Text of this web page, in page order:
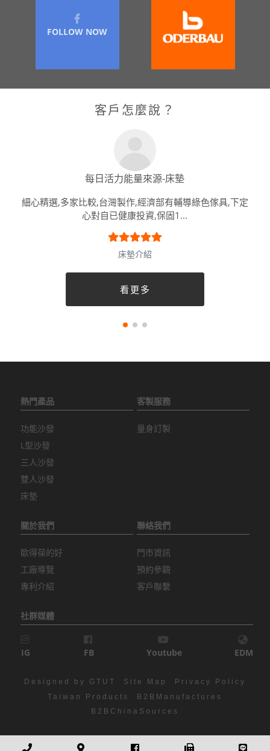
FOLLOW NOW
客戶怎麼說？
每日活力能量來源-床墊
細心精選,多家比較,台灣製作,經濟部有輔導綠色傢具,下定
心對自已健康投資,保固1...
床墊介紹
看更多
熱門產品
功能沙發
L型沙發
三人沙發
雙人沙發
床墊
客製服務
量身訂製
關於我們
歐得葆的好
工廠導覽
專利介紹
聯絡我們
門市資訊
預約參觀
客戶聯繫
社群媒體
IG FB Youtube EDM
Designed by GTUT Site Map
Privacy Policy
Taiwan Products
B2BManufactures
B2BChinaSources